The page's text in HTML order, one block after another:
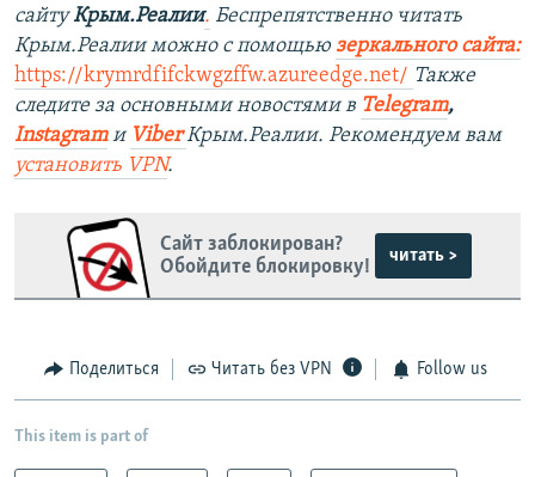
сайтуКрым.Реалии. Беспрепятственно читать
Крым.Реалии можно с помощью зеркального сайта:
https://krymrdfifckwgzffw.azureedge.net/ Также
следите за основными новостями в Telegram,
Instagram и ViberКрым.Реалии. Рекомендуем вам
установить VPN.
Сайт заблокирован?
Обойдите блокировку!
читать >
Поделиться Читать без VPN Follow us
This item is part of